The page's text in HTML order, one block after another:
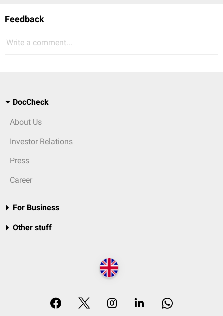
Feedback
Write a comment...
DocCheck
About Us
Investor Relations
Press
Career
For Business
Other stuff